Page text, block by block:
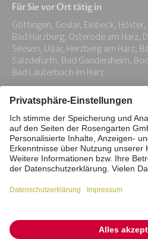
Adresse:
*
Für Sie vor Ort tätig in
Göttingen, Goslar, Einbeck,
Bad Harzburg, Osterode am Harz,
Seesen, Uslar, Herzberg am Harz,
Salzdefurth, Bad Gandersheim,
Bad Lauterbach im Harz
Impressum Datenschutz
Interne Meldestelle
Barrierefreiheitserklärung